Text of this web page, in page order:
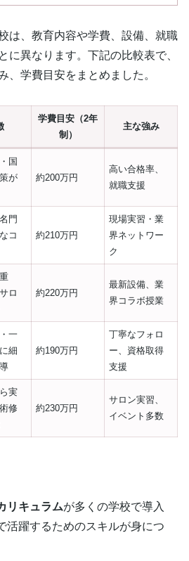
は、教育内容や学費、設備、就職
に異なります。下記の比較表で、
、学費目安をまとめました。
学費目安（2年
制）
主な強み
国
が
約200万円
高い合格率、
就職支援
門
コ
約210万円
現場実習・業
界ネットワー
ク
ロ
約220万円
最新設備、業
界コラボ授業
一
細
約190万円
丁寧なフォロ
ー、資格取得
支援
実
修
約230万円
サロン実習、
イベント多数
リキュラムが多くの学校で導入
活躍するためのスキルが身につ